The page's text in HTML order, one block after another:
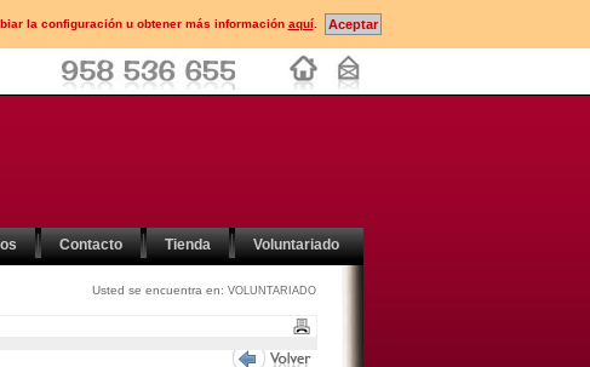
la configuración u obtener más información aquí.
Contacto Tienda Voluntariado
Usted se encuentra en: VOLUNTARIADO